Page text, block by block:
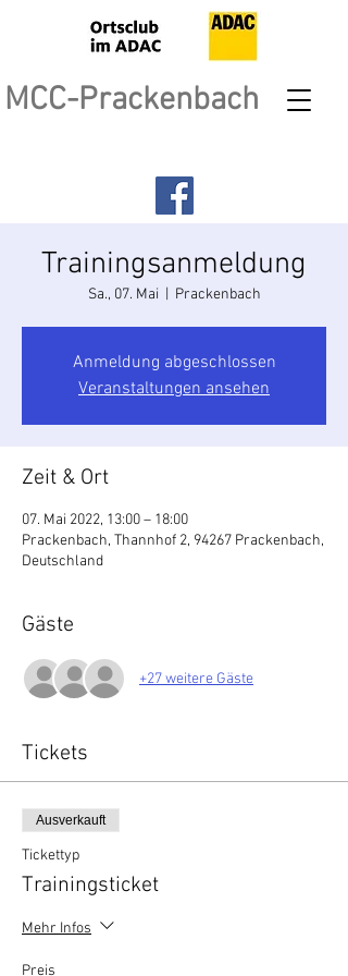
MCC-Prackenbach
Trainingsanmeldung
Sa., 07. Mai Prackenbach
Anmeldung abgeschlossen
Veranstaltungen ansehen
Zeit & Ort
07. Mai 2022, 13:00 – 18:00
Prackenbach, Thannhof 2, 94267 Prackenbach,
Deutschland
Gäste
+27 weitere Gäste
Tickets
Ausverkauft
Tickettyp
Trainingsticket
Mehr Infos
Preis